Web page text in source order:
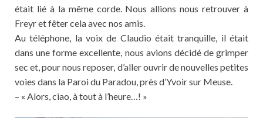
était lié à la même corde. Nous allions nous retrouver à
Freyr et fêter cela avec nos amis.
Au téléphone, la voix de Claudio était tranquille, il était
dans une forme excellente, nous avions décidé de grimper
sec et, pour nous reposer, d’aller ouvrir de nouvelles petites
voies dans la Paroi du Paradou, près d’Yvoir sur Meuse.
– « Alors, ciao, à tout à l’heure…! »